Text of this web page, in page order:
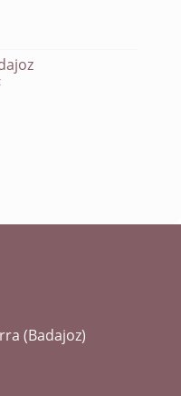
(Badajoz)